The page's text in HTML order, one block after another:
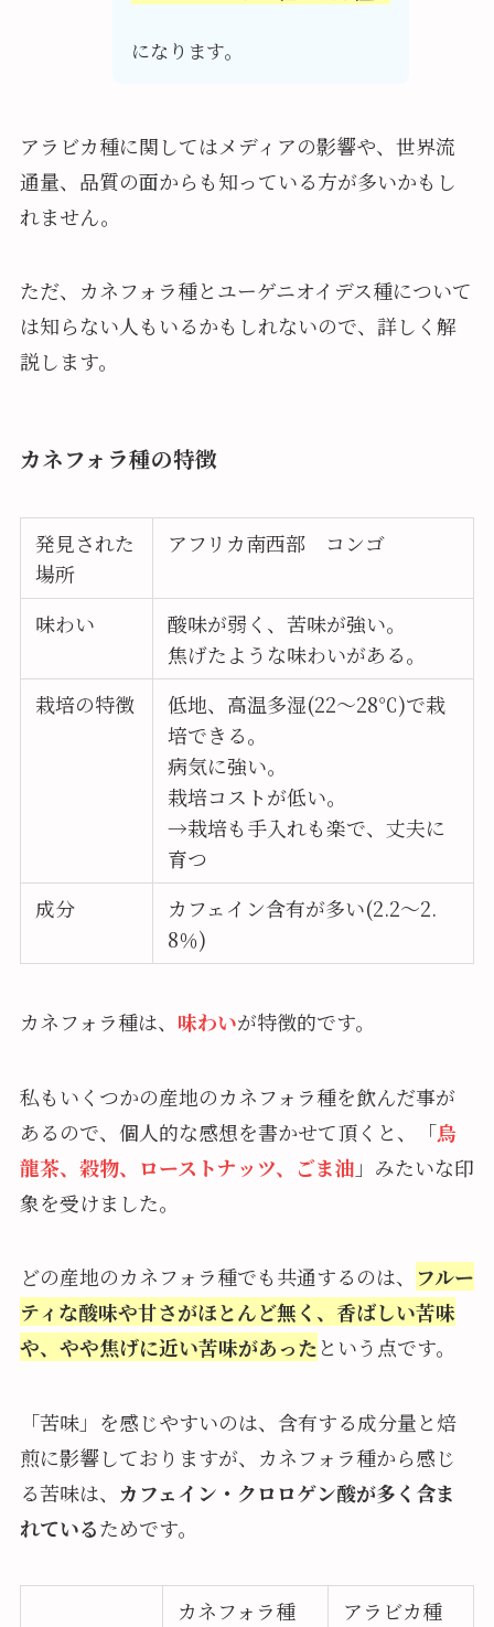
になります。
アラビカ種に関してはメディアの影響や、世界流
通量、品質の面からも知っている方が多いかもし
れません。
ただ、カネフォラ種とユーゲニオイデス種について
は知らない人もいるかもしれないので、詳しく解
説します。
カネフォラ種の特徴
発見された
場所
アフリカ南西部 コンゴ
味わい
酸味が弱く、苦味が強い。
焦げたような味わいがある。
栽培の特徴
低地、高温多湿(22〜28℃)で栽
培できる。
病気に強い。
栽培コストが低い。
→栽培も手入れも楽で、丈夫に
育つ
成分
カフェイン含有が多い(2.2〜2.
8％)
カネフォラ種は、 味わいが特徴的です。
私もいくつかの産地のカネフォラ種を飲んだ事が
あるので、個人的な感想を書かせて頂くと、「烏
龍茶、穀物、ローストナッツ、ごま油 」みたいな印
象を受けました。
どの産地のカネフォラ種でも共通するのは、
フルー
ティな酸味や甘さがほとんど無く、香ばしい苦味
や、やや焦げに近い苦味があったという点です。
「苦味」を感じやすいのは、含有する成分量と焙
煎に影響しておりますが、カネフォラ種から感じ
る苦味は、 カフェイン・クロロゲン酸が多く含ま
れているためです。
カネフォラ種
アラビカ種